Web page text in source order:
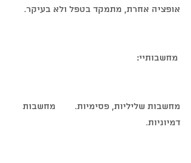
אופציה אחרת, מתמקד בטפל ולא בעיקר.
מחשבות שליליות, פסימיות.        מחשבות
דמיוניות.